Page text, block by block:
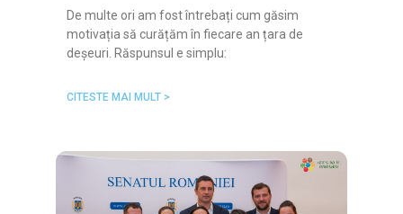
De multe ori am fost întrebați cum găsim
motivația să curățăm în fiecare an țara de
deșeuri. Răspunsul e simplu:
CITESTE MAI MULT >